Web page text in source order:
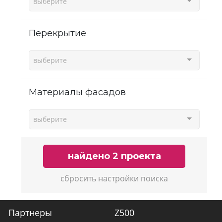
Перекрытие
выберите
Материалы фасадов
выберите
найдено 2 проекта
сбросить настройки поиска
Партнеры Z500